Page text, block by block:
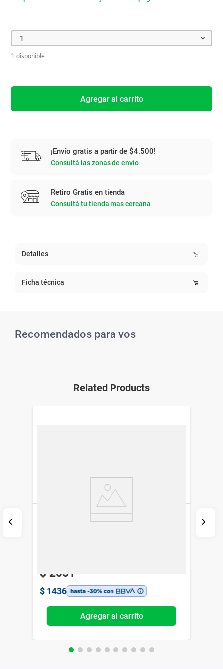
1
1 disponible
Agregar al carrito
¡Envío gratis a partir de $4.500!
Consultá las zonas de envío
Retiro Gratis en tienda
Consultá tu tienda mas cercana
Detalles
Ficha técnica
Recomendados para vos
Related Products
$ 2051
$ 1436
Agregar al carrito